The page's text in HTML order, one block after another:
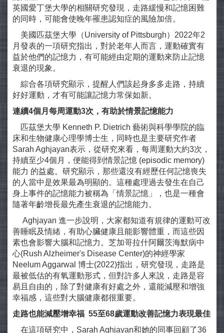
英國愛丁堡大學的相關研究發現，走路緩慢和記憶困難
的同時，可能會使晚年罹患認知症的風險加倍。
美國匹茲堡大學（University of Pittsburgh）2022年2
月發表的一項研究指出，對於老年人而言，運動確實有
益於他們的記憶力，有可能經由定期的運動來防止記憶
衰退的現象。
綜合各項研究顯示，提醒人們該起身多多走路，持續
好好運動，才有可能讓記憶力常保如新。
連續4個月每周運動3次，有助於情景記憶能力
匹茲堡大學 Kenneth P. Dietrich 藝術與科學學院的臨
床和生物健康心理學博士生，同時也是主要研究作者
Sarah Aghjayan表示，從研究來看，每周運動大約3次，
持續至少4個月，便能得到情景記憶 (episodic memory)
能力 的益處。研究顯示，那些還沒有經歷任何記憶喪失
的人當中是效果最為明顯的。這種處理過去發生在自己
身上事件的記憶能力被稱為「情景記憶」，也是一種會
隨著年齡增長最先產生衰退的記憶能力。
Aghjayan 進一步說明，大家都知道有規律的運動可改
善睡眠及情緒，有助心臟健康且能影響體重，而這些因
素也會影響大腦和記憶力。芝加哥拉什阿爾茨海默病中
心(Rush Alzheimer's Disease Center)的神經學家
Neelum Aggarwal 博士(2022)指出，研究發現，走路是
最被低估的有氧運動形式，但對許多人來說，走路是容
易且自由的，除了對健康有好處之外，還能減壓和增強
幸福感，這些對大腦健康都很重要。
走路也能減壓增幸福 55至68歲運動改善記憶力表現最佳
在這項研究中，Sarah Aghjayan和她的同事回顧了36